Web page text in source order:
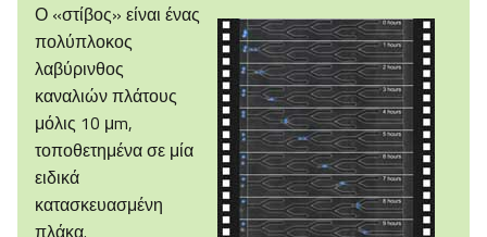
Ο «στίβος» είναι ένας
πολύπλοκος
λαβύρινθος
καναλιών πλάτους
μόλις 10 μm,
τοποθετημένα σε μία
ειδικά
κατασκευασμένη
πλάκα.